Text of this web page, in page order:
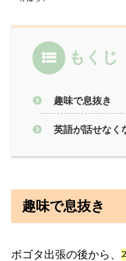
もくじ
趣味で息抜き
英語が話せなく
趣味で息抜き
ボゴタ出張の後から、